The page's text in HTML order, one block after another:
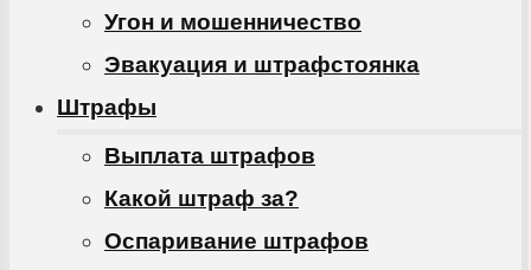
Угон и мошенничество
Эвакуация и штрафстоянка
Штрафы
Выплата штрафов
Какой штраф за?
Оспаривание штрафов